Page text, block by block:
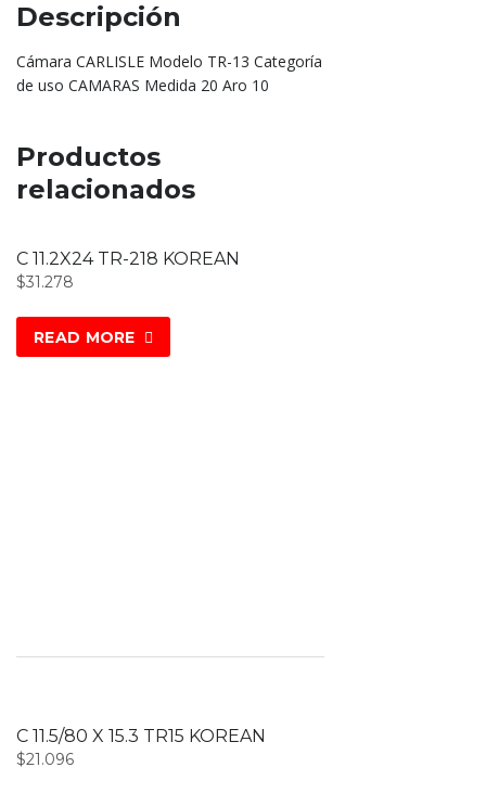
Descripción
Cámara CARLISLE Modelo TR-13 Categoría
de uso CAMARAS Medida 20 Aro 10
Productos
relacionados
C 11.2X24 TR-218 KOREAN
$31.278
READ MORE
C 11.5/80 X 15.3 TR15 KOREAN
$21.096